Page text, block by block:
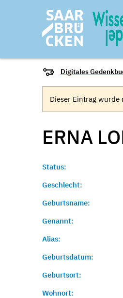
Digitales
Dieser Eintrag
ERNA
Status:
Geschlecht:
Geburtsname:
Genannt:
Alias:
Geburtsdatum:
Geburtsort:
Wohnort: